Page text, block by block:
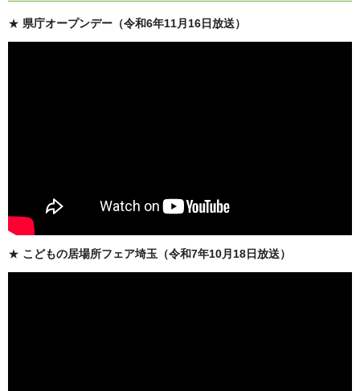
★ 県庁オープンデー（令和6年11月16日放送）
★ こどもの居場所フェア埼玉（令和7年10月18日放送）